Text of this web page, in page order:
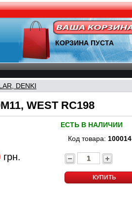
КОРЗИНА ПУСТА
DENKI
WEST RC198
грн.
ЕСТЬ В НАЛИЧИИ
Код товара: 100014
КУПИТЬ